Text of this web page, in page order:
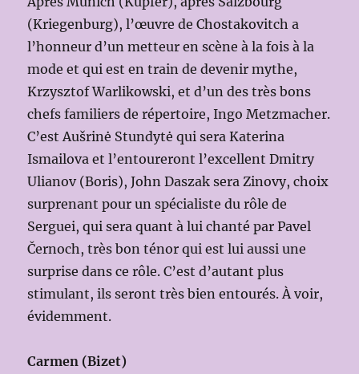
(Kriegenburg), l’œuvre de Chostakovitch a
l’honneur d’un metteur en scène à la fois à la
mode et qui est en train de devenir mythe,
Krzysztof Warlikowski, et d’un des très bons
chefs familiers de répertoire, Ingo Metzmacher.
C’est Aušrinė Stundytė qui sera Katerina
Ismailova et l’entoureront l’excellent Dmitry
Ulianov (Boris), John Daszak sera Zinovy, choix
surprenant pour un spécialiste du rôle de
Serguei, qui sera quant à lui chanté par Pavel
Černoch, très bon ténor qui est lui aussi une
surprise dans ce rôle. C’est d’autant plus
stimulant, ils seront très bien entourés. À voir,
évidemment.
Carmen (Bizet)